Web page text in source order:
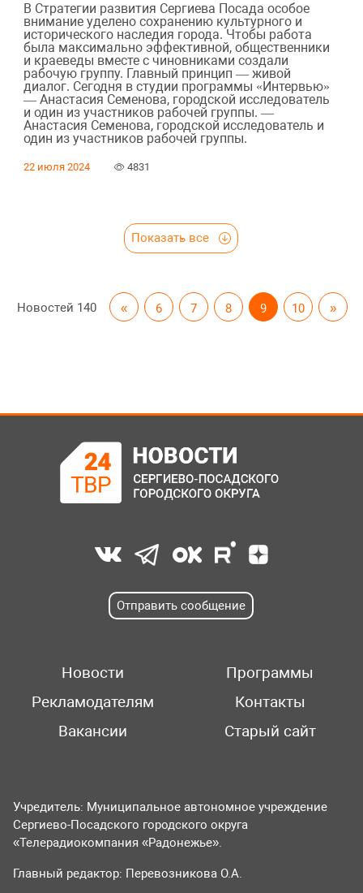
В Стратегии развития Сергиева Посада особое
внимание уделено сохранению культурного и
исторического наследия города. Чтобы работа
была максимально эффективной, общественники
и краеведы вместе с чиновниками создали
рабочую группу. Главный принцип — живой
диалог. Сегодня в студии программы «Интервью»
— Анастасия Семенова, городской исследователь
и один из участников рабочей группы. —
Анастасия Семенова, городской исследователь и
один из участников рабочей группы.
22 июля 2024 4831
Показать все
Новостей 140 « 6 7 8 9 10 »
Отправить сообщение
Новости
Программы
Рекламодателям
Контакты
Вакансии
Старый сайт
Учредитель: Муниципальное автономное учреждение
Сергиево-Посадского городского округа
«Телерадиокомпания «Радонежье».
Главный редактор: Перевозникова О.А.